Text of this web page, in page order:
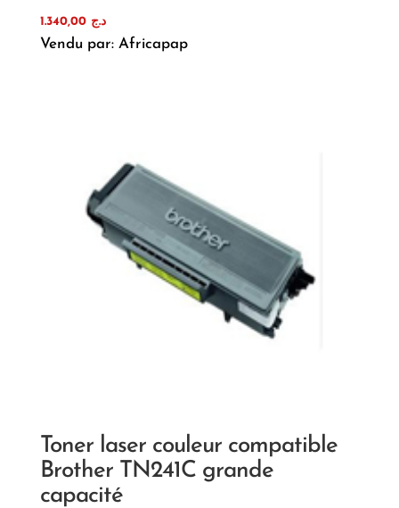
د.ج 1.340,00
Vendu par: Africapap
Toner laser couleur compatible
Brother TN241C grande
capacité